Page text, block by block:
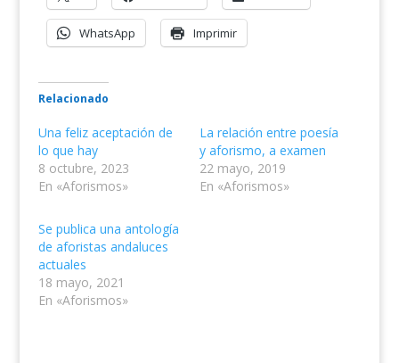
WhatsApp Imprimir
Relacionado
Una feliz aceptación de
lo que hay
8 octubre, 2023
En «Aforismos»
La relación entre poesía
y aforismo, a examen
22 mayo, 2019
En «Aforismos»
Se publica una antología
de aforistas andaluces
actuales
18 mayo, 2021
En «Aforismos»